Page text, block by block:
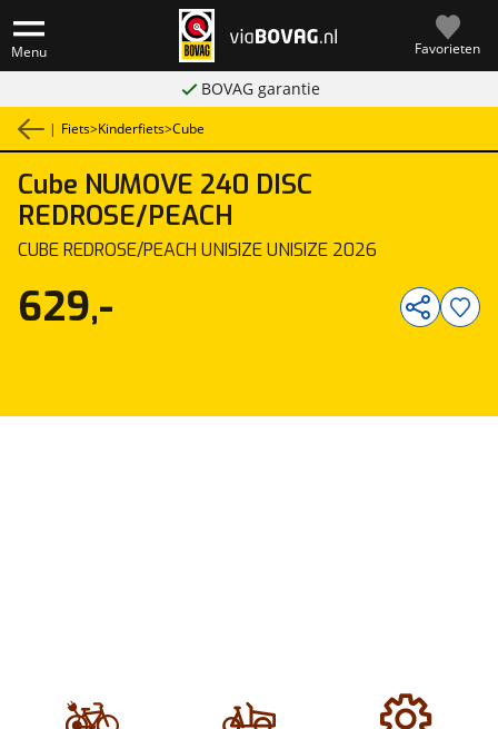
Menu Favorieten
BOVAG garantie
| Fiets>Kinderfiets>Cube
Cube NUMOVE 240 DISC
REDROSE/PEACH
CUBE REDROSE/PEACH UNISIZE UNISIZE 2026
629,-